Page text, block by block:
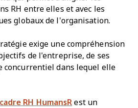
RH entre elles et avec les
globaux de l’organisation.
exige une compréhension
de l'entreprise, de ses
concurrentiel dans lequel elle
cadre RH HumansR est un